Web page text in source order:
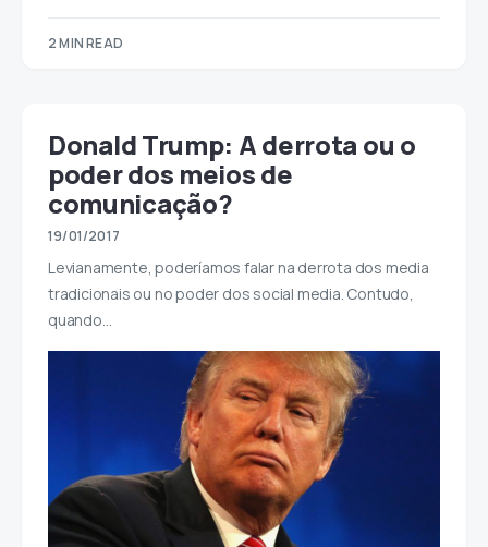
2 MIN READ
Donald Trump: A derrota ou o
poder dos meios de
comunicação?
19/01/2017
Levianamente, poderíamos falar na derrota dos media
tradicionais ou no poder dos social media. Contudo,
quando…